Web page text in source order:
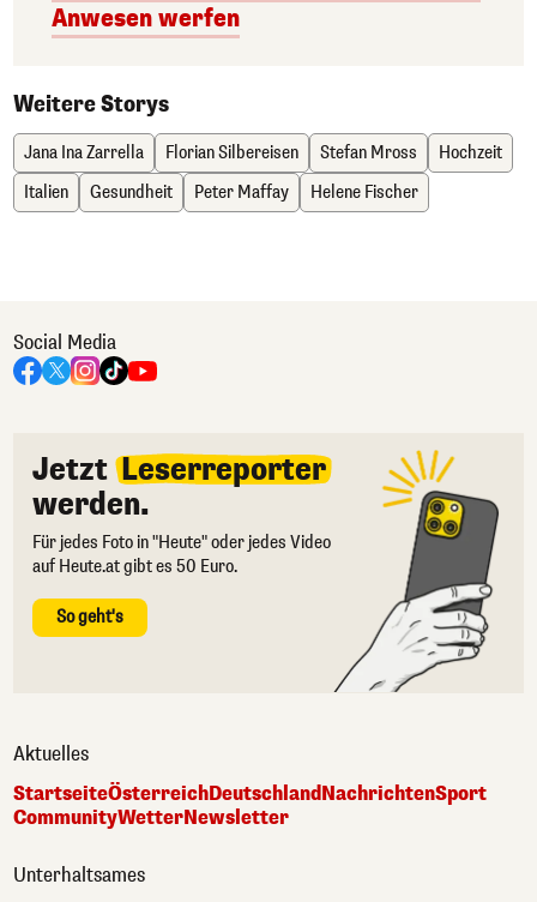
Anwesen werfen
Weitere Storys
Jana Ina Zarrella Florian Silbereisen Stefan Mross
Hochzeit
Italien
Gesundheit Peter Maffay Helene Fischer
Social Media
Jetzt Leserreporter
werden.
Für jedes Foto in "Heute" oder jedes Video
auf Heute.at gibt es 50 Euro.
So geht's
Aktuelles
StartseiteÖsterreichDeutschlandNachrichtenSport
CommunityWetterNewsletter
Unterhaltsames